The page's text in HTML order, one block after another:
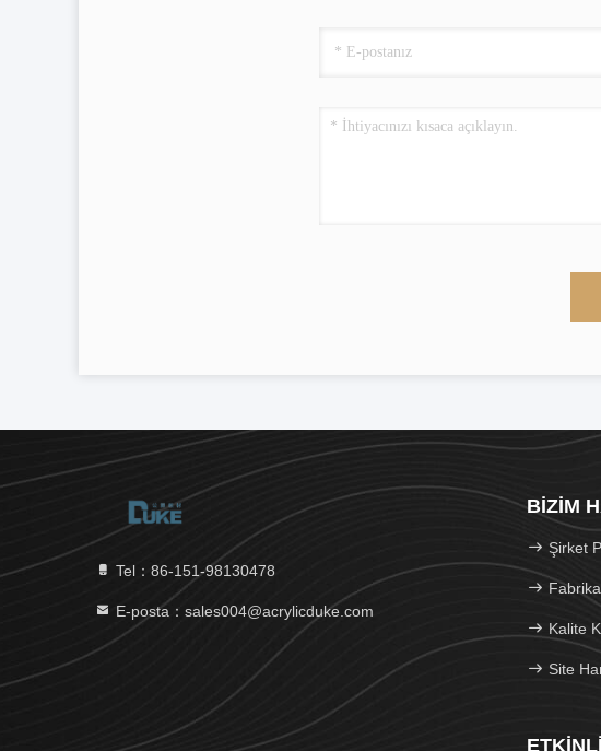
Tel：86-151-98130478
E-posta：sales004@acrylicduke.com
BIZIM
Şirket
Kalite
Site